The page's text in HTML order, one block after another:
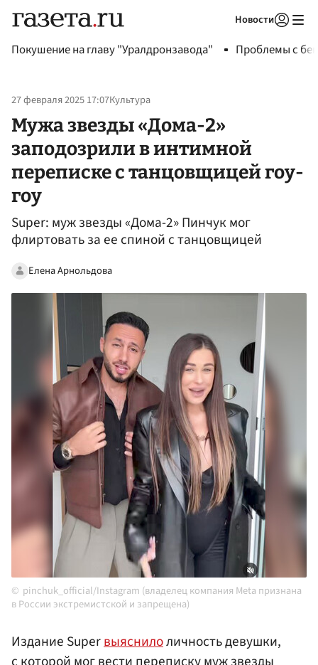
Новости
Покушение на главу "Уралдронзавода" Проблемы с
27 февраля 2025 17:07Культура
Мужа звезды «Дома-2»
заподозрили в интимной
переписке с танцовщицей гоу-
гоу
Super: муж звезды «Дома-2» Пинчук мог
флиртовать за ее спиной с танцовщицей
Елена Арнольдова
pinchuk_official/Instagram (владелец компания Meta признана
в России экстремистской и запрещена)
Издание Superвыяснилоличность девушки,